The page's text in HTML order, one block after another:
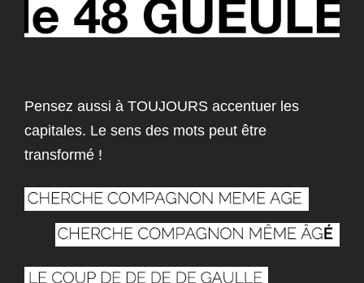
Pensez aussi à TOUJOURS accentuer les
capitales. Le sens des mots peut être
transformé !